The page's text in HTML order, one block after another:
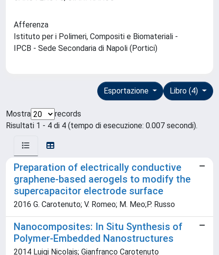
Afferenza
Istituto per i Polimeri, Compositi e Biomateriali -
IPCB - Sede Secondaria di Napoli (Portici)
Libro (4)
Esportazione
Mostra
records
Risultati 1 - 4 di 4 (tempo di esecuzione: 0.007 secondi).
Preparation of electrically conductive
graphene-based aerogels to modify the
supercapacitor electrode surface
2016 G. Carotenuto; V. Romeo; M. Meo;P. Russo
Nanocomposites: In Situ Synthesis of
Polymer-Embedded Nanostructures
2014 Luigi Nicolais; Gianfranco Carotenuto